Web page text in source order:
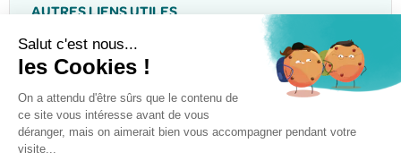
AUTRES LIENS UTILES
Appels à projets
Demander une démo
© 2025 Hocoia - Tous droits reservés
Réalisé parAfalence